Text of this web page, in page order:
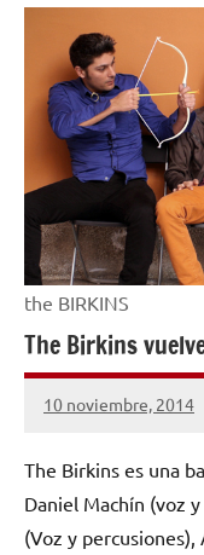
NOTICIAS
the BIRKINS
The Birkins
10 noviembre, 2014
No
comentarios
The Birkins es una
Daniel Machín (voz
(Voz y